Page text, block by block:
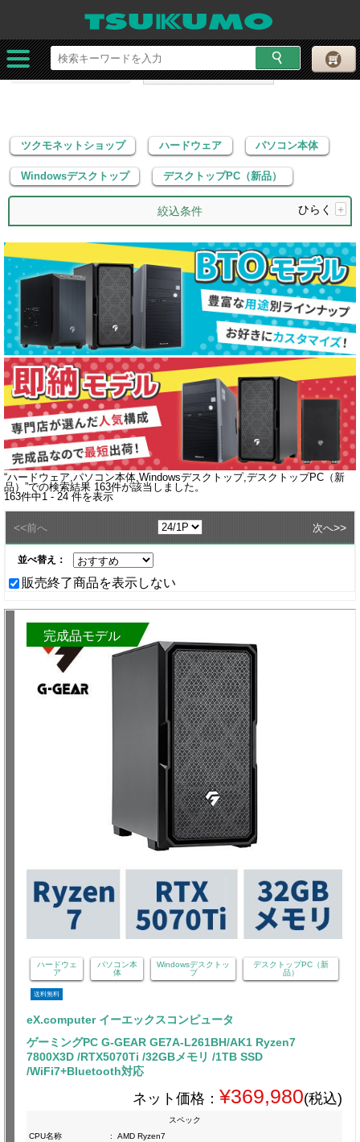
ツクモネットショップ ハードウェア
パソコン本体
Windowsデスクトップ
デスクトップPC（新品）
ツクモネットショップ ハードウェア パソコン本体
Windowsデスクトップ デスクトップPC（新品）
絞込条件 ひらく +
“ハードウェア,パソコン本体,Windowsデスクトップ,デスクトップPC（新
品） ”での検索結果 163件が該当しました。
163件中1 - 24 件を表示
<<前へ 次へ>>
並べ替え：
販売終了商品を表示しない
完成品モデル
ハードウェ
ア
パソコン本
体
Windowsデスクトッ
プ
デスクトップPC（新
品）
送料無料
eX.computer イーエックスコンピュータ
ゲーミングPC G-GEAR GE7A-L261BH/AK1 Ryzen7
7800X3D /RTX5070Ti /32GBメモリ /1TB SSD
/WiFi7+Bluetooth対応
ネット価格： ¥369,980(税込)
スペック
CPU名称
:
AMD Ryzen7